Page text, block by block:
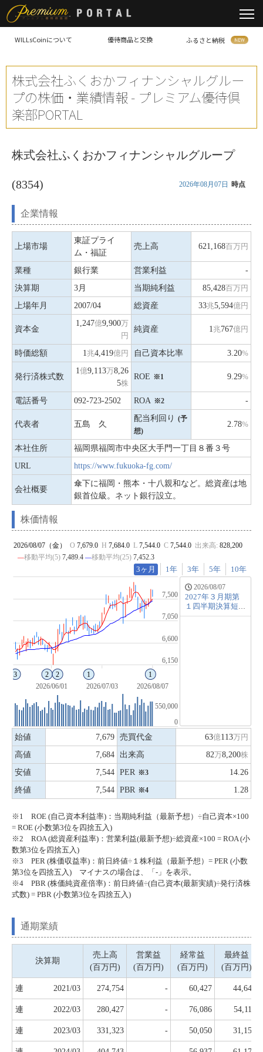
WILLsCoinについて 優待商品と交換 ふるさと納税
株式会社ふくおかフィナンシャルグルー
プの株価・業績情報 - プレミアム優待倶
楽部PORTAL